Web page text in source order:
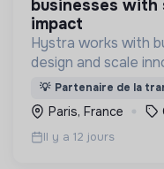
businesses with
impact
Hystra works with
design and scale
solutions that
populations and
depend on.
💡 Partenaire de la
Paris, France
Il y a 12 jours